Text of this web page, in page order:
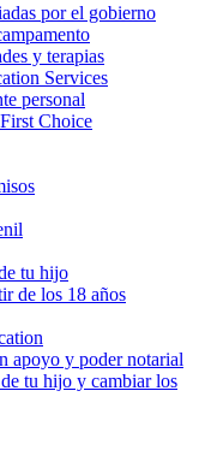
por el gobierno
y terapias
Services
personal
Choice
tu hijo
de los 18 años
apoyo y poder notarial
tu hijo y cambiar los